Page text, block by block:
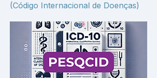
(Código Internacional de Doenças)